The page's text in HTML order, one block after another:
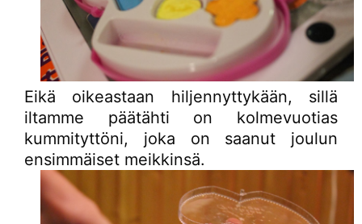
Eikä oikeastaan hiljennyttykään, sillä
iltamme päätähti on kolmevuotias
kummityttöni, joka on saanut joulun
ensimmäiset meikkinsä.